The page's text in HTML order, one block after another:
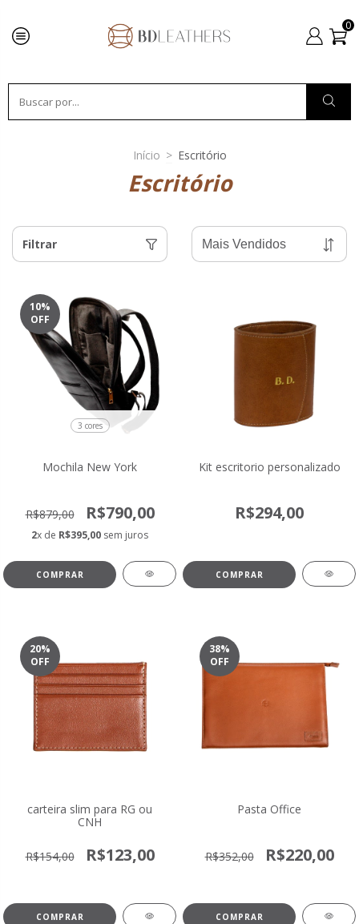
0
Início > Escritório
Escritório
Filtrar
10%
OFF
3 cores
Mochila New York
R$879,00 R$790,00
2x de R$395,00 sem juros
COMPRAR
Kit escritorio personalizado
R$294,00
COMPRAR
20%
OFF
carteira slim para RG ou
CNH
R$154,00 R$123,00
COMPRAR
38%
OFF
Pasta Office
R$352,00 R$220,00
COMPRAR